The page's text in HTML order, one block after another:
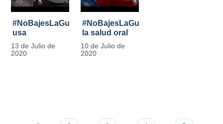
#NoBajesLaGuardia:
usa
racionalmente
el tapabocas
13 de Julio de
2020
#NoBajesLaGuardia:
la salud oral
también
cuenta
10 de Julio de
2020